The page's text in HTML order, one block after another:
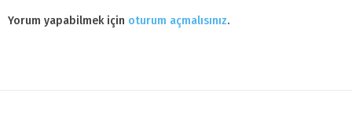
Yorum yapabilmek için oturum açmalısınız.